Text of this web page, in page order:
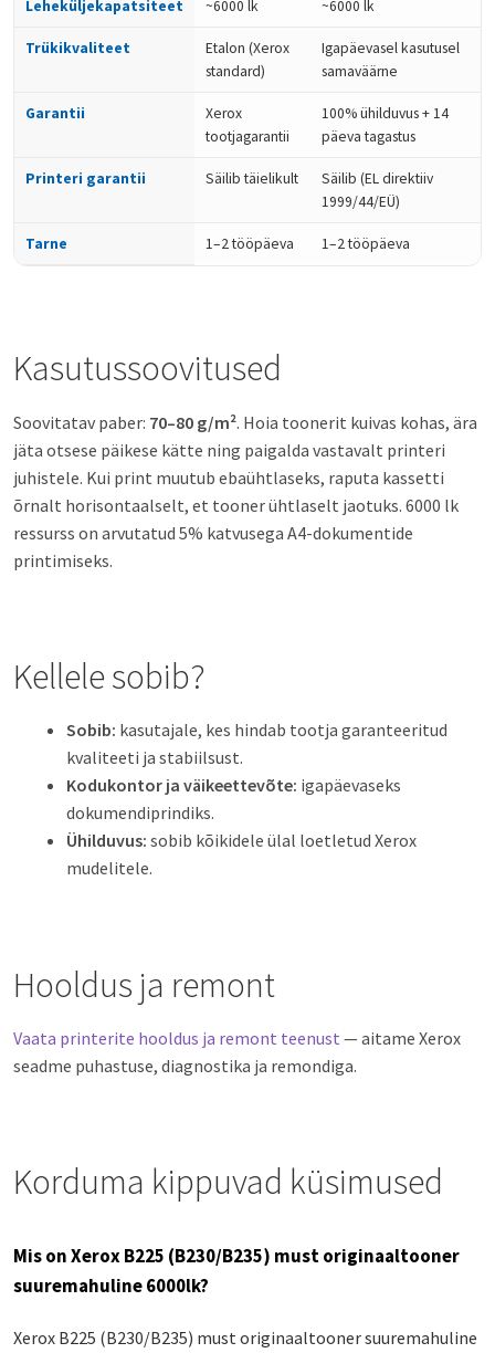
Leheküljekapatsiteet ~6000 lk ~6000 lk
Trükikvaliteet
Etalon (Xerox
standard)
Igapäevasel kasutusel
samaväärne
Garantii
Xerox
tootjagarantii
100% ühilduvus + 14
päeva tagastus
Printeri garantii Säilib täielikult
Säilib (EL direktiiv
1999/44/EÜ)
Tarne 1–2 tööpäeva 1–2 tööpäeva
Kasutussoovitused
Soovitatav paber: 70–80 g/m². Hoia toonerit kuivas kohas, ära
jäta otsese päikese kätte ning paigalda vastavalt printeri
juhistele. Kui print muutub ebaühtlaseks, raputa kassetti
õrnalt horisontaalselt, et tooner ühtlaselt jaotuks. 6000 lk
ressurss on arvutatud 5% katvusega A4-dokumentide
printimiseks.
Kellele sobib?
Sobib: kasutajale, kes hindab tootja garanteeritud
kvaliteeti ja stabiilsust.
Kodukontor ja väikeettevõte: igapäevaseks
dokumendiprindiks.
Ühilduvus: sobib kõikidele ülal loetletud Xerox
mudelitele.
Hooldus ja remont
Vaata printerite hooldus ja remont teenust — aitame Xerox
seadme puhastuse, diagnostika ja remondiga.
Korduma kippuvad küsimused
Mis on Xerox B225 (B230/B235) must originaaltooner
suuremahuline 6000lk?
Xerox B225 (B230/B235) must originaaltooner suuremahuline